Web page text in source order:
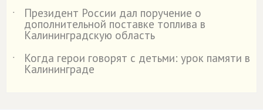
˙
Президент России дал поручение о
дополнительной поставке топлива в
Калининградскую область
˙
Когда герои говорят с детьми: урок памяти в
Калининграде